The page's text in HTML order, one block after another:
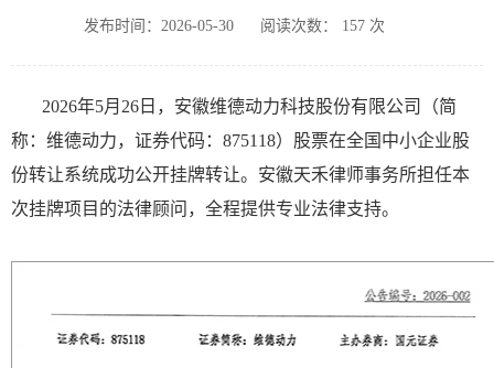
发布时间：2026-05-30 阅读次数： 157次
2026年5月26日，安徽维德动力科技股份有限公司（简
称：维德动力，证券代码：875118）股票在全国中小企业股
份转让系统成功公开挂牌转让。安徽天禾律师事务所担任本
次挂牌项目的法律顾问，全程提供专业法律支持。